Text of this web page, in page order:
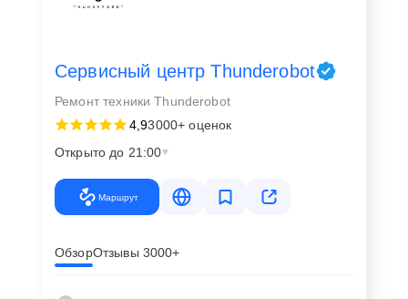
Сервисный центр Thunderobot
Ремонт техники Thunderobot
4,93000+ оценок
Открыто до 21:00
Маршрут
ОбзорОтзывы 3000+